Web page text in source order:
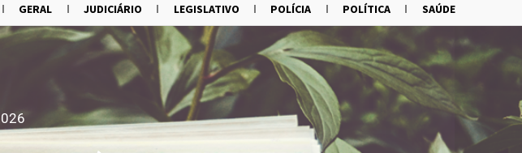
GERAL JUDICIÁRIO LEGISLATIVO POLÍCIA POLÍTICA SAÚDE